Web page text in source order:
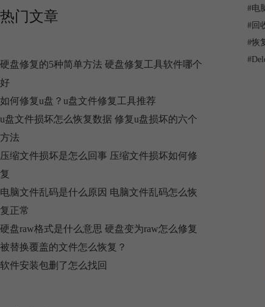
热门文章
硬盘修复的5种简单方法 硬盘修复工具软件哪个
好
如何修复u盘？u盘文件修复工具推荐
u盘文件损坏怎么恢复数据 修复u盘损坏的六个
方法
压缩文件损坏是怎么回事 压缩文件损坏如何修
复
电脑文件乱码是什么原因 电脑文件乱码怎么恢
复正常
硬盘raw格式是什么意思 硬盘变为raw怎么修复
被替换覆盖的文件怎么恢复？
软件安装包删了怎么找回
#电
#回
#恢
#